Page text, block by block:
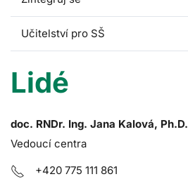
Učitelství pro SŠ
Lidé
doc. RNDr. Ing. Jana Kalová, Ph.D.
Vedoucí centra
+420 775 111 861